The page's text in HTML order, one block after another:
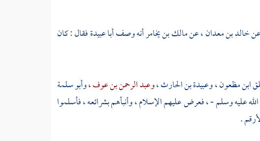
عنخالد بن معدان ،عنمالك بن يخامرأنه وصفأبا عبيدةفقال : كان
ابن مظعون ،وعبيدة بن الحارث ،وعبد الرحمن بن عوف ،وأبو سلمة
عليه وسلم - ، فعرض عليهم الإسلام ، وأنبأهم بشرائعه ، فأسلموا
.